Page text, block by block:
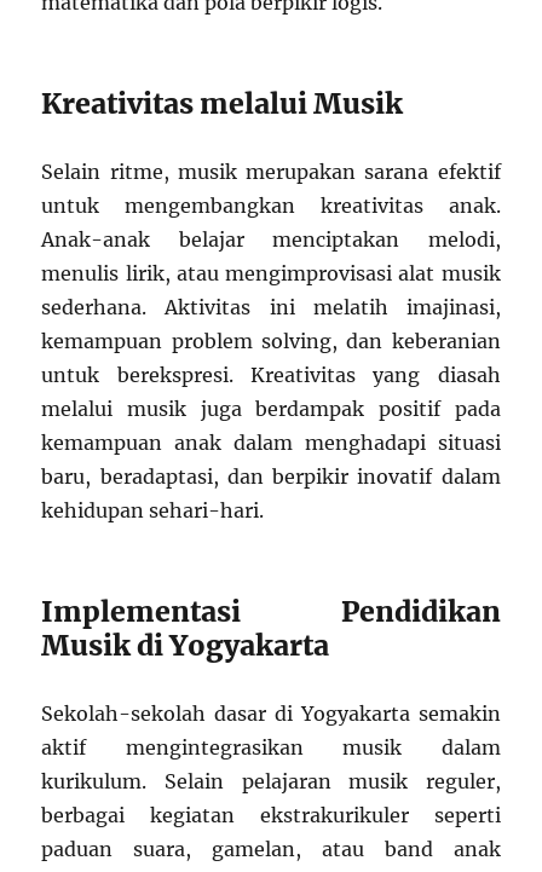
Kreativitas melalui Musik
Selain ritme, musik merupakan sarana efektif
untuk mengembangkan kreativitas anak.
Anak-anak belajar menciptakan melodi,
menulis lirik, atau mengimprovisasi alat musik
sederhana. Aktivitas ini melatih imajinasi,
kemampuan problem solving, dan keberanian
untuk berekspresi. Kreativitas yang diasah
melalui musik juga berdampak positif pada
kemampuan anak dalam menghadapi situasi
baru, beradaptasi, dan berpikir inovatif dalam
kehidupan sehari-hari.
Implementasi Pendidikan
Musik di Yogyakarta
Sekolah-sekolah dasar di Yogyakarta semakin
aktif mengintegrasikan musik dalam
kurikulum. Selain pelajaran musik reguler,
berbagai kegiatan ekstrakurikuler seperti
paduan suara, gamelan, atau band anak